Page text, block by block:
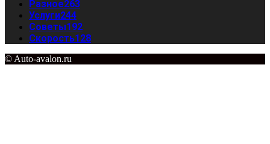
Разное263
Услуги244
Советы192
Скорость128
© Auto-avalon.ru